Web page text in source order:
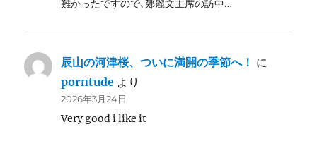
難かったですので､鄭麗文主席の訪中…
辰山の河津桜、ついに満開の季節へ！ に
porntude より
2026年3月24日
Very good i like it